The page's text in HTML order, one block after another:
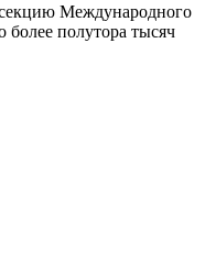
Международного
более полутора тысяч